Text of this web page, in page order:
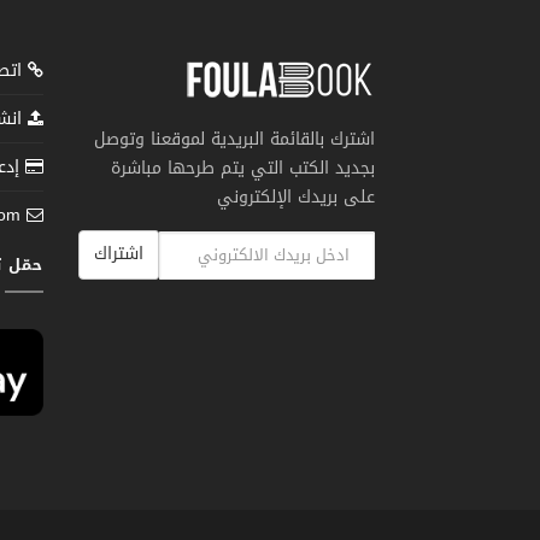
اشترك بالقائمة البريدية لموقعنا وتوصل
بجديد الكتب التي يتم طرحها مباشرة
على بريدك الإلكتروني
اشتراك
حمّل